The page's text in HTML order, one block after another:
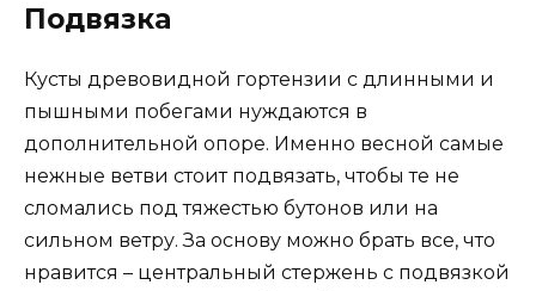
Подвязка
Кусты древовидной гортензии с длинными и
пышными побегами нуждаются в
дополнительной опоре. Именно весной самые
нежные ветви стоит подвязать, чтобы те не
сломались под тяжестью бутонов или на
сильном ветру. За основу можно брать все, что
нравится – центральный стержень с подвязкой